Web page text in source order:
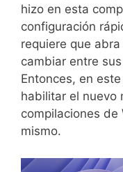
hizo en esta
configuración
requiere que
cambiar entre
Entonces, en
habilitar el nuevo
compilaciones de
mismo.